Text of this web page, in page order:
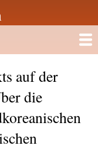
auf der
die